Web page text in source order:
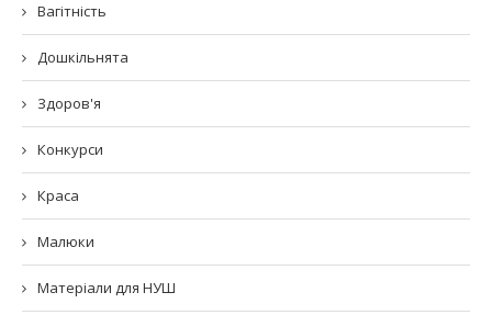
Вагітність
Дошкільнята
Здоров'я
Конкурси
Краса
Малюки
Матеріали для НУШ